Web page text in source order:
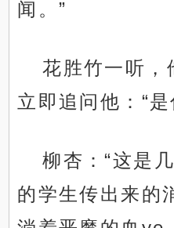
闻。”
花胜竹一听，
立即追问他：“
柳杏：“这是
的学生传出来的